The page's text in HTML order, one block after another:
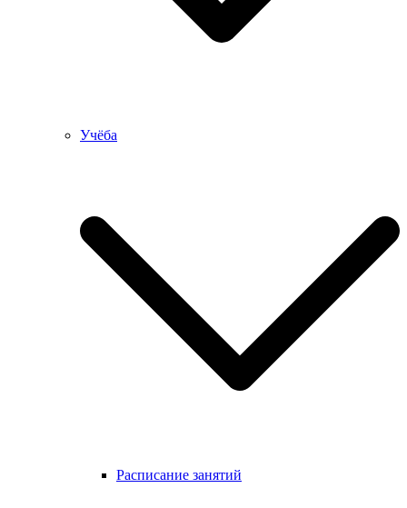
Учёба
Расписание занятий